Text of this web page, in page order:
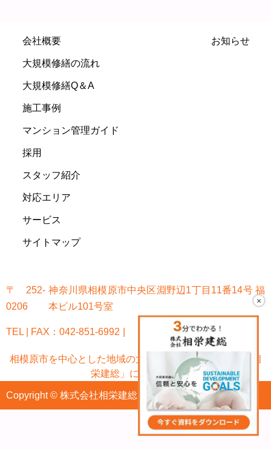
×
会社概要
大規模修繕の流れ
大規模修繕Q＆A
施工事例
マンション管理ガイド
採用
スタッフ紹介
対応エリア
サービス
サイトマップ
お知らせ
〒252-
0206
神奈川県相模原市中央区淵野辺1丁目11番14号 福
本ビル101号室
TEL | FAX：042-851-6992
相模原市を中心とした地域の大規模修繕なら「株式会社相
栄建総」におまかせ!
Copyright © 株式会社相栄建総 All Rights Reserved.